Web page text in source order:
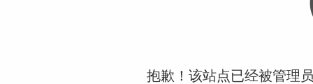
抱歉！该站点已经被管理